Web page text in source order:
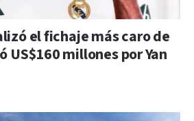
el fichaje más caro de
US$160 millones por Yan